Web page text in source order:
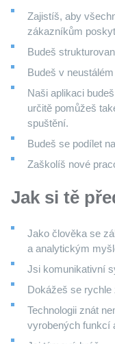
Zajistíš, aby
zákazníkům
Budeš
Budeš v
Naši aplikaci
určitě pomůžeš
spuštění.
Budeš se podílet
Zaškolíš nové
Jak si tě
Jako člověka se
a analytickým
Jsi komunikativní
Dokážeš se rychle
Technologii znát
vyrobených funkcí